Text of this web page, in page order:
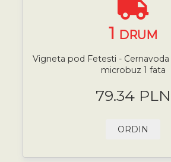
1 DRUM
Vigneta pod Fetesti - Cernavoda
microbuz 1 fata
79.34 PLN
ORDIN